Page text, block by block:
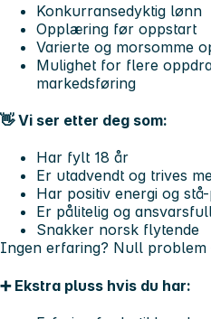
Konkurransedyktig lønn
Opplæring før oppstart
Varierte og morsomme
Mulighet for flere
markedsføring
👋 Vi ser etter deg som:
Har fylt 18 år
Er utadvendt og trives
Har positiv energi og
Er pålitelig og
Snakker norsk flytende
Ingen erfaring? Null
➕ Ekstra pluss hvis du har: